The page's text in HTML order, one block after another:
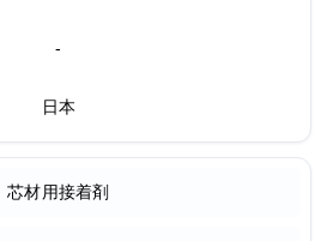
-
日本
芯材用接着剤